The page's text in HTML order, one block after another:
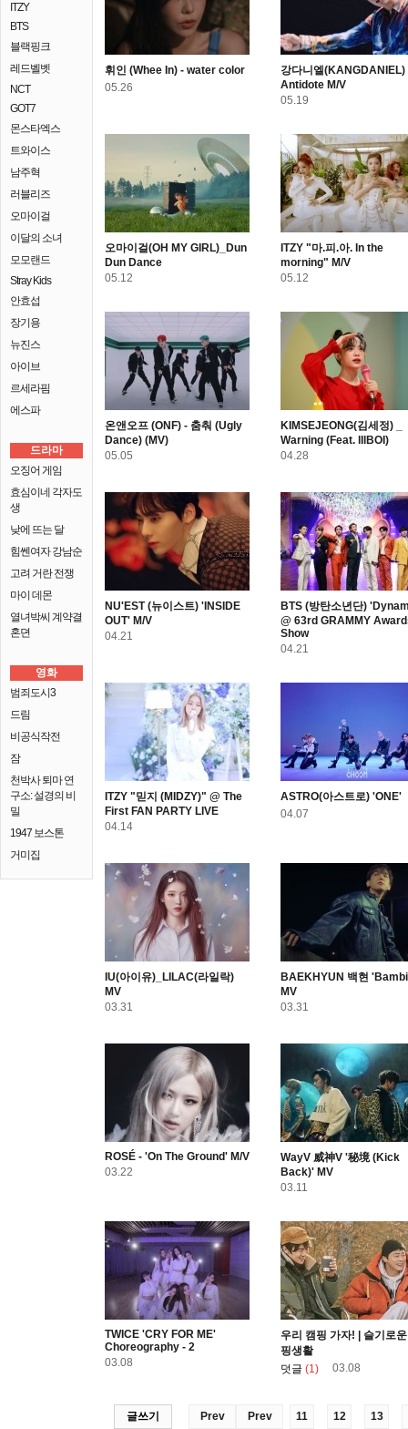
ITZY
BTS
블랙핑크
레드벨벳
NCT
GOT7
몬스타엑스
트와이스
남주혁
러블리즈
오마이걸
이달의 소녀
모모랜드
Stray Kids
안효섭
장기용
뉴진스
아이브
르세라핌
에스파
드라마
오징어 게임
효심이네 각자도
생
낮에 뜨는 달
힘쎈여자 강남순
고려 거란 전쟁
마이 데몬
열녀박씨 계약결
혼뎐
영화
범죄도시3
드림
비공식작전
잠
천박사 퇴마 연
구소: 설경의 비
밀
1947 보스톤
거미집
휘인 (Whee In) - water color
05.26
강다니엘(KANGDANIEL)
Antidote M/V
05.19
오마이걸(OH MY GIRL)_Dun
Dun Dance
05.12
ITZY "마.피.아. In the
morning" M/V
05.12
온앤오프 (ONF) - 춤춰 (Ugly
Dance) (MV)
05.05
KIMSEJEONG(김세정) _
Warning (Feat. lIlBOI)
04.28
NU'EST (뉴이스트) 'INSIDE
OUT' M/V
04.21
BTS (방탄소년단)
@ 63rd GRAMMY
Show
04.21
ITZY "믿지 (MIDZY)" @ The
First FAN PARTY LIVE
04.14
ASTRO(아스트로) 'ONE'
04.07
IU(아이유)_LILAC(라일락)
MV
03.31
BAEKHYUN 백현
MV
03.31
ROSÉ - 'On The Ground' M/V
03.22
WayV 威神V '秘境 (Kick
Back)' MV
03.11
TWICE 'CRY FOR ME'
Choreography - 2
03.08
우리 캠핑 가자! | 슬기로
핑생활
덧글 (1) 03.08
글쓰기 Prev Prev 11 12 13